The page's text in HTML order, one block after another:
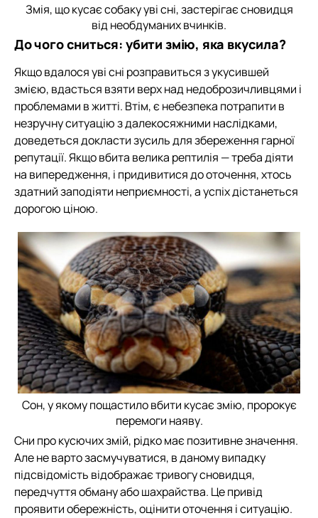
Змія, що кусає собаку уві сні, застерігає сновидця
від необдуманих вчинків.
До чого сниться: убити змію, яка вкусила?
Якщо вдалося уві сні розправиться з укусившей
змією, вдасться взяти верх над недоброзичливцями і
проблемами в житті. Втім, є небезпека потрапити в
незручну ситуацію з далекосяжними наслідками,
доведеться докласти зусиль для збереження гарної
репутації. Якщо вбита велика рептилія — треба діяти
на випередження, і придивитися до оточення, хтось
здатний заподіяти неприємності, а успіх дістанеться
дорогою ціною.
Сон, у якому пощастило вбити кусає змію, пророкує
перемоги наяву.
Сни про кусючих змій, рідко має позитивне значення.
Але не варто засмучуватися, в даному випадку
підсвідомість відображає тривогу сновидця,
передчуття обману або шахрайства. Це привід
проявити обережність, оцінити оточення і ситуацію.